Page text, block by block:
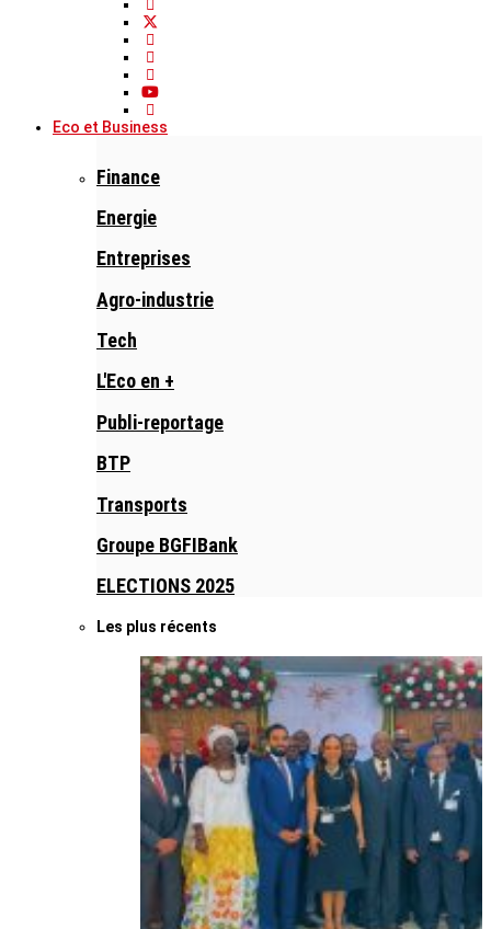
Eco et Business
Finance
Energie
Entreprises
Agro-industrie
Tech
L'Eco en +
Publi-reportage
BTP
Transports
Groupe BGFIBank
ELECTIONS 2025
Les plus récents